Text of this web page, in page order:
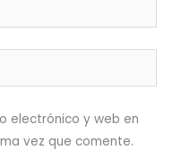
electrónico y web en
vez que comente.